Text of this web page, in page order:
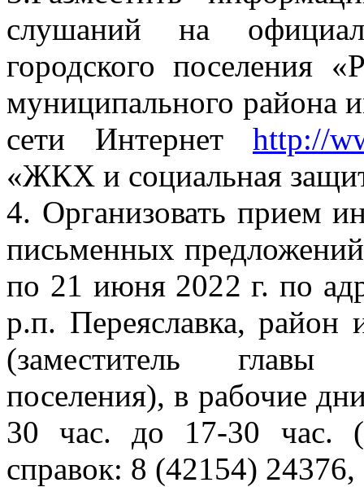
слушаний на
городского поселения
муниципального района
сети Интернет http://
«ЖКХ и социальная
4. Организовать прием
письменных
по 21 июня 2022 г. по
р.п. Переяславка, район
(заместитель главы
поселения), в рабочие
30 час. до 17-30 час.
справок: 8 (42154)